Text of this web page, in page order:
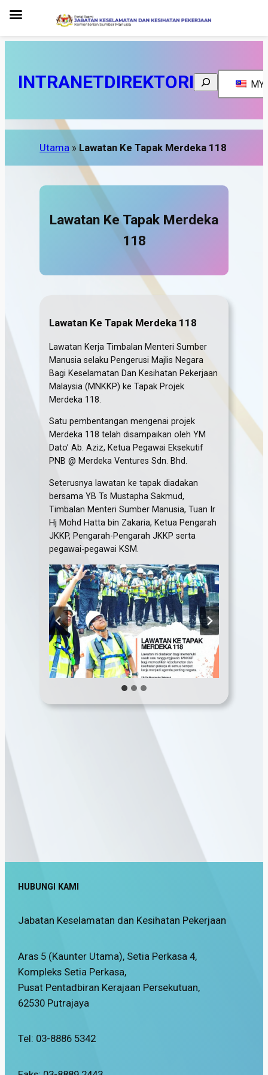
INTRANETDIREKTORI Search MY
Utama »Lawatan Ke Tapak Merdeka 118
Lawatan Ke Tapak Merdeka
118
Lawatan Ke Tapak Merdeka 118
Lawatan Kerja Timbalan Menteri Sumber
Manusia selaku Pengerusi Majlis Negara
Bagi Keselamatan Dan Kesihatan Pekerjaan
Malaysia (MNKKP) ke Tapak Projek
Merdeka 118.
Satu pembentangan mengenai projek
Merdeka 118 telah disampaikan oleh YM
Dato’ Ab. Aziz, Ketua Pegawai Eksekutif
PNB @ Merdeka Ventures Sdn. Bhd.
Seterusnya lawatan ke tapak diadakan
bersama YB Ts Mustapha Sakmud,
Timbalan Menteri Sumber Manusia, Tuan Ir
Hj Mohd Hatta bin Zakaria, Ketua Pengarah
JKKP, Pengarah-Pengarah JKKP serta
pegawai-pegawai KSM.
HUBUNGI KAMI
Jabatan Keselamatan dan Kesihatan Pekerjaan
Aras 5 (Kaunter Utama), Setia Perkasa 4,
Kompleks Setia Perkasa,
Pusat Pentadbiran Kerajaan Persekutuan,
62530 Putrajaya
Tel: 03-8886 5342